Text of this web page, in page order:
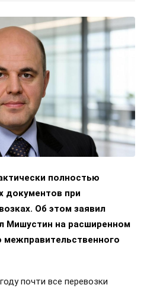
полностью
документов при
Об этом заявил
Мишустин на расширенном
межправительственного
почти все перевозки